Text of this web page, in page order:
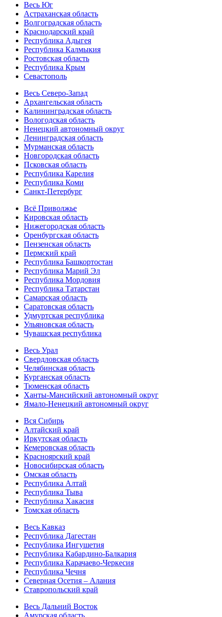
Весь Юг
Астраханская область
Волгоградская область
Краснодарский край
Республика Адыгея
Республика Калмыкия
Ростовская область
Республика Крым
Севастополь
Весь Северо-Запад
Архангельская область
Калининградская область
Вологодская область
Ненецкий автономный округ
Ленинградская область
Мурманская область
Новгородская область
Псковская область
Республика Карелия
Республика Коми
Санкт-Петербург
Всё Приволжье
Кировская область
Нижегородская область
Оренбургская область
Пензенская область
Пермский край
Республика Башкортостан
Республика Марий Эл
Республика Мордовия
Республика Татарстан
Самарская область
Саратовская область
Удмуртская республика
Ульяновская область
Чувашская республика
Весь Урал
Свердловская область
Челябинская область
Курганская область
Тюменская область
Ханты-Мансийский автономный округ
Ямало-Ненецкий автономный округ
Вся Сибирь
Алтайский край
Иркутская область
Кемеровская область
Красноярский край
Новосибирская область
Омская область
Республика Алтай
Республика Тыва
Республика Хакасия
Томская область
Весь Кавказ
Республика Дагестан
Республика Ингушетия
Республика Кабардино-Балкария
Республика Карачаево-Черкесия
Республика Чечня
Северная Осетия – Алания
Ставропольский край
Весь Дальний Восток
Амурская область